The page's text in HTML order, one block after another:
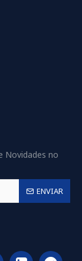
Novidades no
ENVIAR